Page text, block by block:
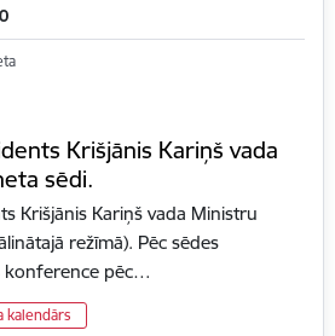
Krišjānis Kariņš vada
sēdi.
Krišjānis Kariņš vada Ministru
režīmā). Pēc sēdes
konference pēc…
kalendārs